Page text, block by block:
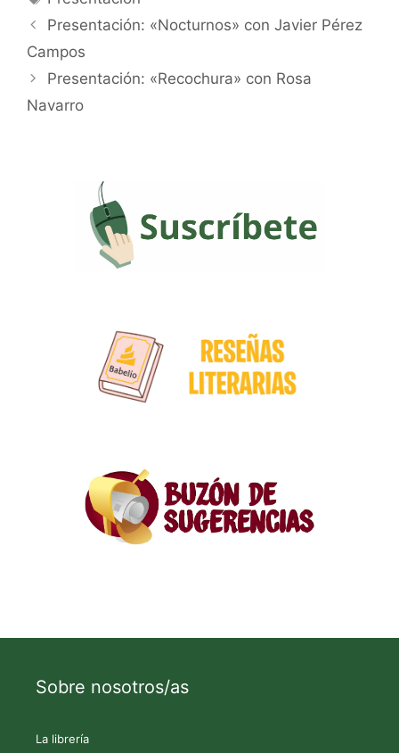
Presentación: «Nocturnos» con Javier Pérez
Campos
Presentación: «Recochura» con Rosa
Navarro
Sobre nosotros/as
La librería